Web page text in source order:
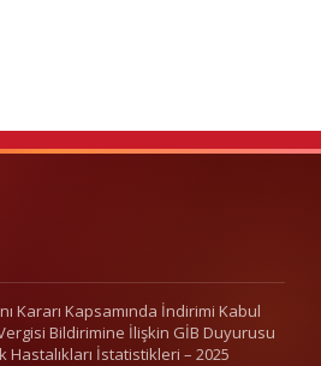
Kararı Kapsamında İndirimi Kabul
Bildirimine İlişkin GİB Duyurusu
Hastalıkları İstatistikleri – 2025